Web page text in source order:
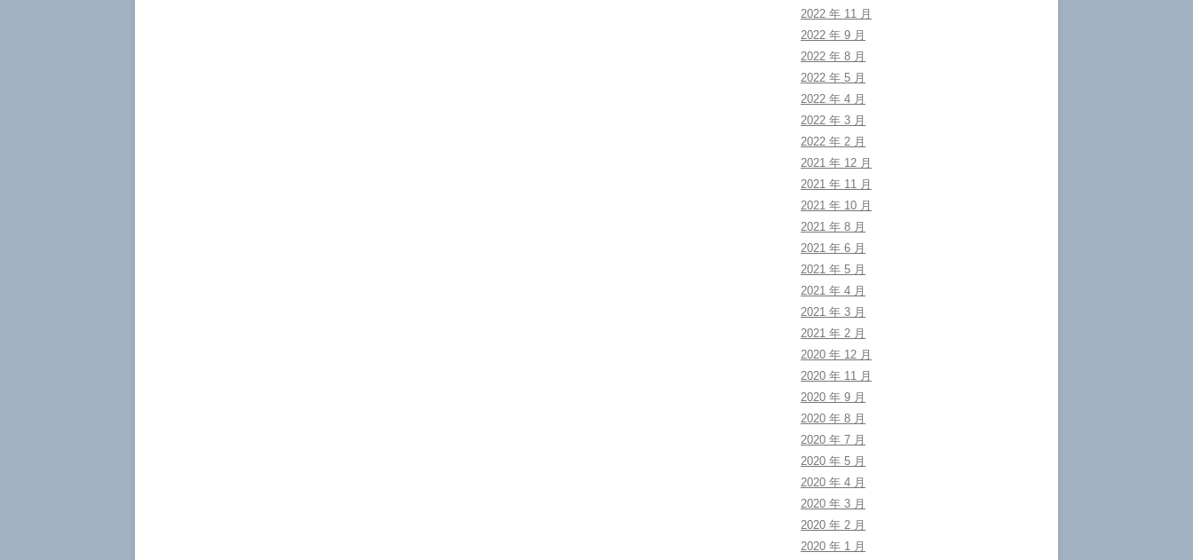
2022 年 11 月
2022 年 9 月
2022 年 8 月
2022 年 5 月
2022 年 4 月
2022 年 3 月
2022 年 2 月
2021 年 12 月
2021 年 11 月
2021 年 10 月
2021 年 8 月
2021 年 6 月
2021 年 5 月
2021 年 4 月
2021 年 3 月
2021 年 2 月
2020 年 12 月
2020 年 11 月
2020 年 9 月
2020 年 8 月
2020 年 7 月
2020 年 5 月
2020 年 4 月
2020 年 3 月
2020 年 2 月
2020 年 1 月